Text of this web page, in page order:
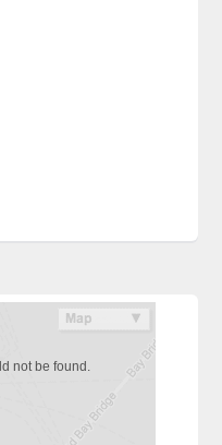
not be found.